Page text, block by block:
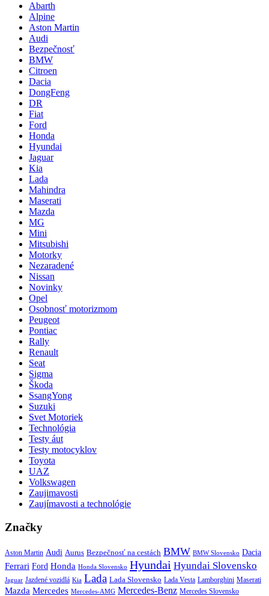
Abarth
Alpine
Aston Martin
Audi
Bezpečnosť
BMW
Citroen
Dacia
DongFeng
DR
Fiat
Ford
Honda
Hyundai
Jaguar
Kia
Lada
Mahindra
Maserati
Mazda
MG
Mini
Mitsubishi
Motorky
Nezaradené
Nissan
Novinky
Opel
Osobnosť motorizmom
Peugeot
Pontiac
Rally
Renault
Seat
Sigma
Škoda
SsangYong
Suzuki
Svet Motoriek
Technológia
Testy áut
Testy motocyklov
Toyota
UAZ
Volkswagen
Zaujimavosti
Zaujímavosti a technológie
Značky
Aston Martin Audi Aurus Bezpečnosť na cestách BMW BMW Slovensko Dacia
Ferrari Ford Honda Honda Slovensko Hyundai Hyundai Slovensko
Jaguar Jazdené vozidlá Kia Lada Lada Slovensko Lada Vesta Lamborghini Maserati
Mazda Mercedes Mercedes-AMG Mercedes-Benz Mercedes Slovensko